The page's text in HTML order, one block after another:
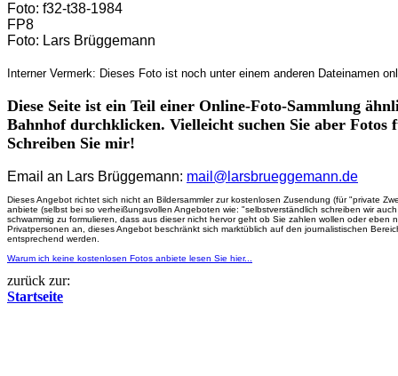
Foto: f32-t38-1984
FP8
Foto: Lars Brüggemann
Interner Vermerk: Dieses Foto ist noch unter einem anderen Dateinamen
Diese Seite ist ein Teil einer Online-Foto-Sammlung
Bahnhof durchklicken. Vielleicht suchen Sie aber
Schreiben Sie mir!
Email an Lars Brüggemann: mail@larsbrueggemann.de
Dieses Angebot richtet sich nicht an Bildersammler zur kostenlosen Zusendung (für "private
anbiete (selbst bei so verheißungsvollen Angeboten wie: "selbstverständlich schreiben wir
schwammig zu formulieren, dass aus dieser nicht hervor geht ob Sie zahlen wollen oder
Privatpersonen an, dieses Angebot beschränkt sich marktüblich auf den journalistischen
entsprechend werden.
Warum ich keine kostenlosen Fotos anbiete lesen Sie hier...
zurück zur:
Startseite